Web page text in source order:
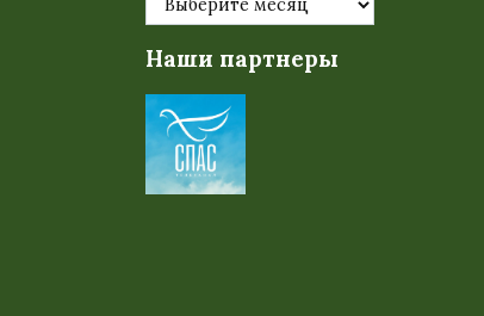
Наши партнеры